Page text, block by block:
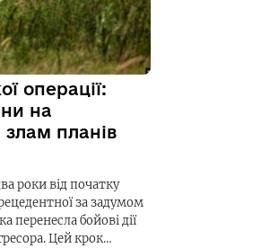
операції:
на
планів
роки від початку
за задумом
перенесла бойові дії
Цей крок…